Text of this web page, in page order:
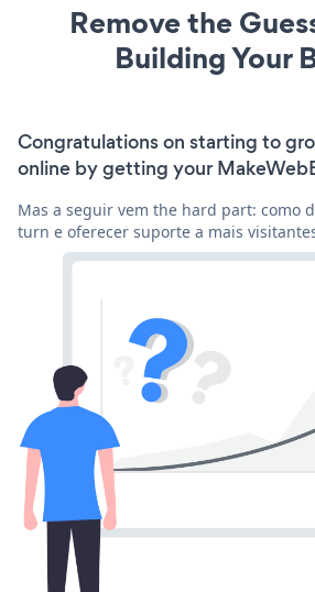
Remove the
Building Your
Congratulations on starting to
online by getting your
Mas a seguir vem the hard part: como
turn e oferecer suporte a mais